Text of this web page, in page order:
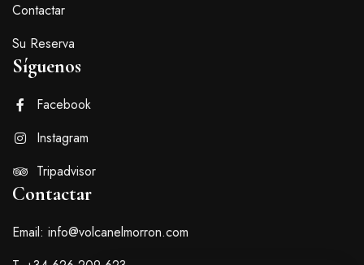
Contactar
Su Reserva
Síguenos
Facebook
Instagram
Tripadvisor
Contactar
Email: info@volcanelmorron.com